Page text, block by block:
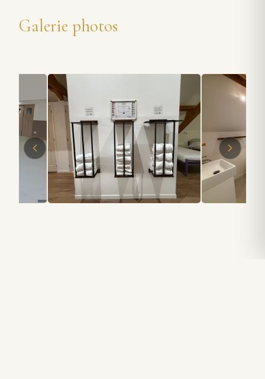
Galerie photos